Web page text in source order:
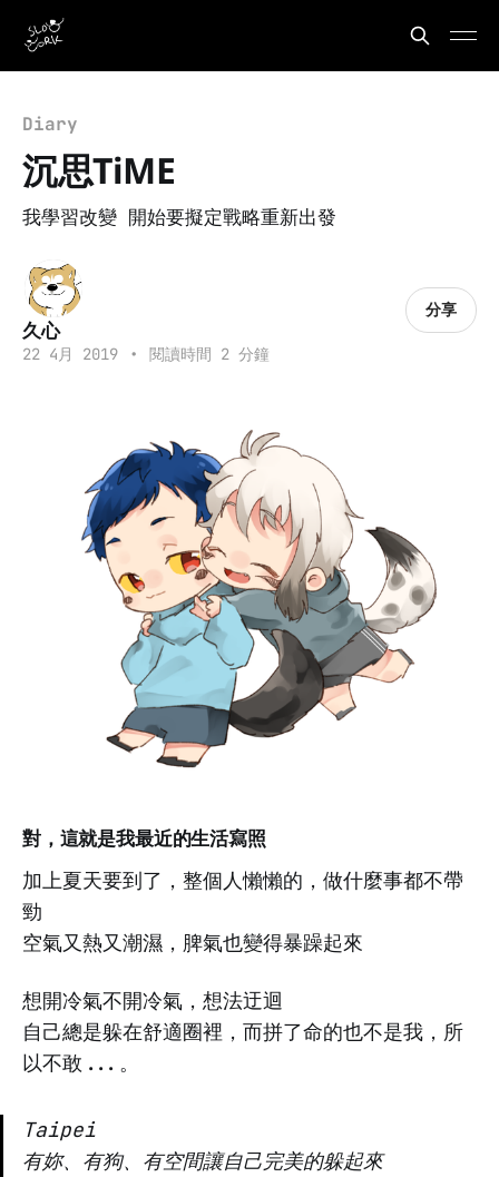
Diary
沉思TiME
我學習改變 開始要擬定戰略重新出發
久心
22 4月 2019 • 閱讀時間 2 分鐘
分享
對，這就是我最近的生活寫照
加上夏天要到了，整個人懶懶的，做什麼事都不帶
勁
空氣又熱又潮濕，脾氣也變得暴躁起來
想開冷氣不開冷氣，想法迂迴
自己總是躲在舒適圈裡，而拼了命的也不是我，所
以不敢...。
Taipei
有妳、有狗、有空間讓自己完美的躲起來